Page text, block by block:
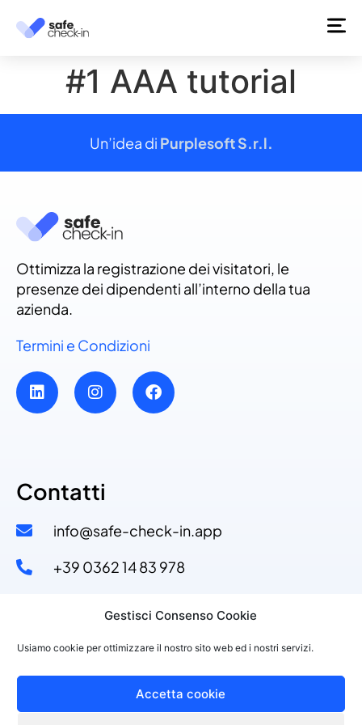
Gestisci Consenso Cookie
Usiamo cookie per ottimizzare il nostro sito web ed i nostri servizi.
Accetta cookie
#1 AAA tutorial
Un’idea di Purplesoft S.r.l.
Ottimizza la registrazione dei visitatori, le
presenze dei dipendenti all’interno della tua
azienda.
Termini e Condizioni
Contatti
info@safe-check-in.app
+39 0362 14 83 978​
Via Dante Alighieri, 4
20822 Seveso (MB)